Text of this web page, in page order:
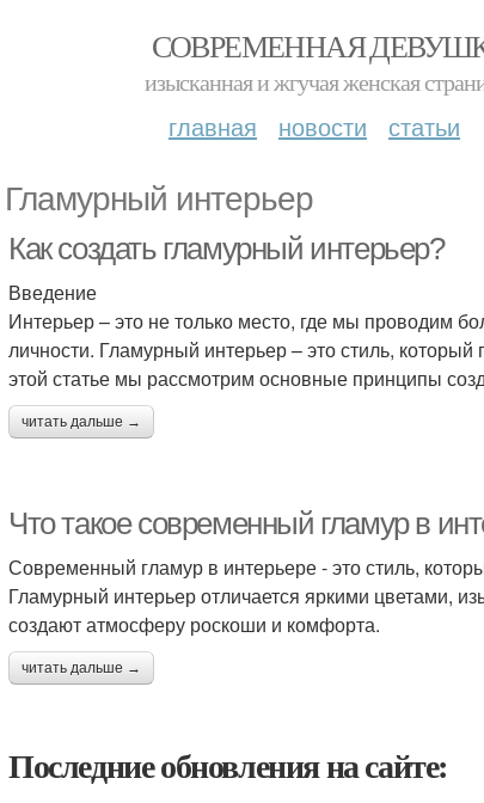
СОВРЕМЕННАЯ
изысканная и жгучая женская
главная новости статьи
Гламурный интерьер
Как создать гламурный интерьер?
Введение
Интерьер – это не только место, где мы проводим
личности. Гламурный интерьер – это стиль,
этой статье мы рассмотрим основные принципы
читать дальше →
Что такое современный гламур в
Современный гламур в интерьере - это стиль,
Гламурный интерьер отличается яркими цветами,
создают атмосферу роскоши и комфорта.
читать дальше →
Последние обновления на сайте: